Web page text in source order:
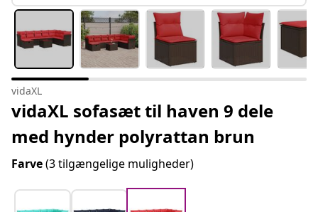
vidaXL
vidaXL sofasæt til haven 9 dele
med hynder polyrattan brun
Farve(3 tilgængelige muligheder)